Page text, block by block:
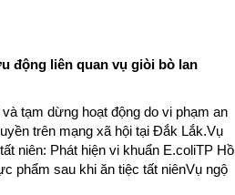
động liên quan vụ giòi bò lan
tạm dừng hoạt động do vi phạm an
trên mạng xã hội tại Đắk Lắk.Vụ
niên: Phát hiện vi khuẩn E.coliTP Hồ
phẩm sau khi ăn tiệc tất niênVụ ngộ